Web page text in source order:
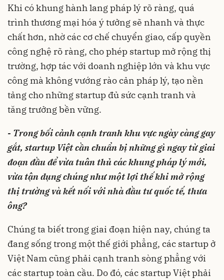
Khi có khung hành lang pháp lý rõ ràng, quá
trình thương mại hóa ý tưởng sẽ nhanh và thực
chất hơn, nhờ các cơ chế chuyển giao, cấp quyền
công nghệ rõ ràng, cho phép startup mở rộng thị
trường, hợp tác với doanh nghiệp lớn và khu vực
công mà không vướng rào cản pháp lý, tạo nền
tảng cho những startup đủ sức cạnh tranh và
tăng trưởng bền vững.
- Trong bối cảnh cạnh tranh khu vực ngày càng gay
gắt, startup Việt cần chuẩn bị những gì ngay từ giai
đoạn đầu để vừa tuân thủ các khung pháp lý mới,
vừa tận dụng chúng như một lợi thế khi mở rộng
thị trường và kết nối với nhà đầu tư quốc tế, thưa
ông?
Chúng ta biết trong giai đoạn hiện nay, chúng ta
đang sống trong một thế giới phẳng, các startup ở
Việt Nam cũng phải cạnh tranh sòng phẳng với
các startup toàn cầu. Do đó, các startup Việt phải